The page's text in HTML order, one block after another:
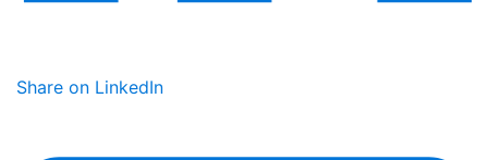
Share on LinkedIn